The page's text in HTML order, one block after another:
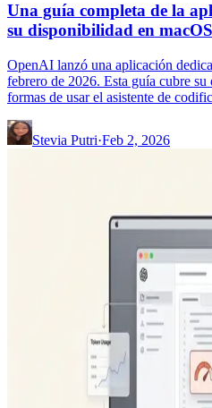
Una guía completa de la
su disponibilidad en macOS
OpenAI lanzó una aplicación
febrero de 2026. Esta guía cubre
formas de usar el asistente de
Stevia Putri·Feb 2, 2026